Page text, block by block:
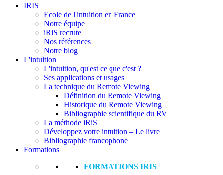
IRIS
Ecole de l'intuition en France
Notre équipe
iRiS recrute
Nos références
Notre blog
L'intuition
L'intuition, qu'est ce que c'est ?
Ses applications et usages
La technique du Remote Viewing
Définition du Remote Viewing
Historique du Remote Viewing
Bibliographie scientifique du RV
La méthode iRiS
Développez votre intuition – Le livre
Bibliographie francophone
Formations
FORMATIONS IRIS